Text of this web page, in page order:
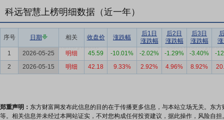
科远智慧上榜明细数据（近一年）
序号 日期 相关 收盘价 涨跌幅
后1日
涨跌幅
后2日
涨跌幅
后3日
涨跌幅
1
2026-05-25 明细 45.59 -10.01% -2.02% -1.29% -3.40%
-
2
2026-05-15 明细 42.18 9.33% 2.92% 4.96% 8.92%
郑重声明： 东方财富网发布此信息的目的在于传播更多信息，与本站立场无关。东
等。相关信息并未经过本网站证实，不对您构成任何投资建议，据此操作，风险自担